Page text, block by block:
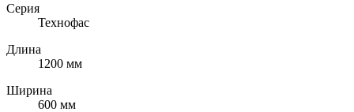
Серия
Технофас
Длина
1200 мм
Ширина
600 мм